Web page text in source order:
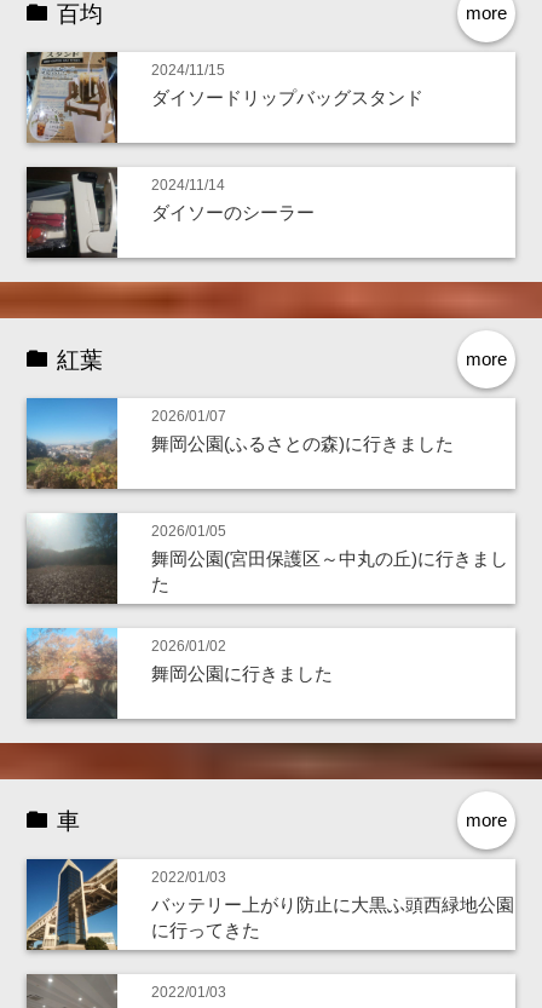
more
百均
2024/11/15
ダイソードリップバッグスタンド
2024/11/14
ダイソーのシーラー
more
紅葉
2026/01/07
舞岡公園(ふるさとの森)に行きました
2026/01/05
舞岡公園(宮田保護区～中丸の丘)に行きまし
た
2026/01/02
舞岡公園に行きました
more
車
2022/01/03
バッテリー上がり防止に大黒ふ頭西緑地公園
に行ってきた
2022/01/03